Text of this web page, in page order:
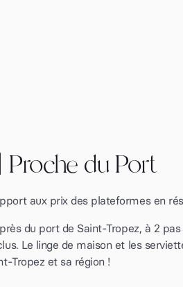
Proche du Port
aux prix des plateformes en
du port de Saint-Tropez, à 2
Le linge de maison et les
Tropez et sa région !